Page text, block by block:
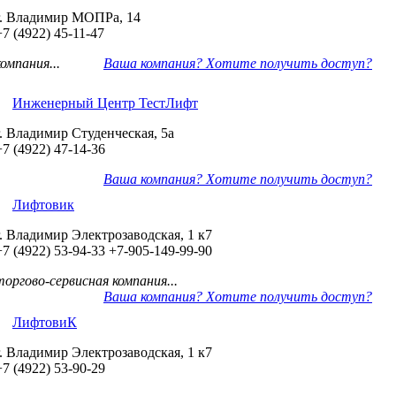
Владимир МОПРа, 14
(4922) 45-11-47
Ваша компания? Хотите получить доступ?
Инженерный Центр ТестЛифт
Владимир Студенческая, 5а
(4922) 47-14-36
Ваша компания? Хотите получить доступ?
Лифтовик
Владимир Электрозаводская, 1 к7
(4922) 53-94-33 +7-905-149-99-90
сервисная компания...
Ваша компания? Хотите получить доступ?
ЛифтовиК
Владимир Электрозаводская, 1 к7
(4922) 53-90-29